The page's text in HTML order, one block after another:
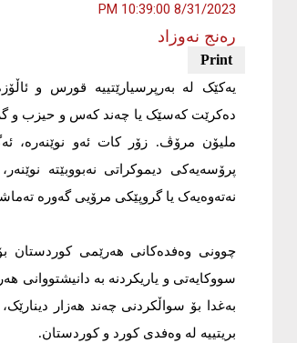
8/31/2023 10:39:00 PM
رەنج نەوزاد
یەکێک لە بەرپرسيارێتييە قورس و
دەکرێت کەسێک یا چەند کەس و حيزب و
مليۆن مرۆڤ. زۆر کات ئەو نوێنەرە،
پرۆسەیەکی ديموکراتی نەبووبێتە
نەتەوەیەک یا گروپێکی مرۆیی گەورە
چوونی وەفدەکانی هەرێمی کوردستان
سووکایەتی و یاريکردنە بە دانيشتووانی
بەغدا بۆ سواڵکردنی چەند هەزار
بريتييە لە وەفدی کورد و کوردستان.